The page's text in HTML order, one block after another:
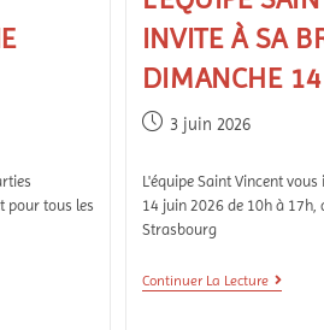
pour tous les
INVITE À SA
DIMANCHE
3 juin 2026
L'équipe Saint Vincent
14 juin 2026 de 10h à
Strasbourg
Continuer La Lecture